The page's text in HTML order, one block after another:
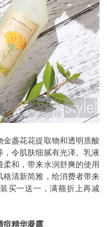
盏花花提取物和透明质酸
令肌肤细腻有光泽。乳液
和，带来水润舒爽的使用
格清新简雅，给消费者带来
买一送一，满额折上再减
痘精华凝露